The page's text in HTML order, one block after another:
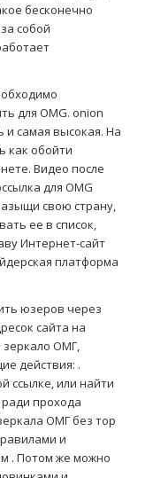
бесконечно
собой
для OMG. onion
и самая высокая. На
как обойти
Видео после
для OMG
свою страну,
ее в список,
Интернет-сайт
платформа
юзеров через
сайта на
зеркало ОМГ,
действия: .
ссылке, или найти
ради прохода
ОМГ без тор
и
. Потом же можно